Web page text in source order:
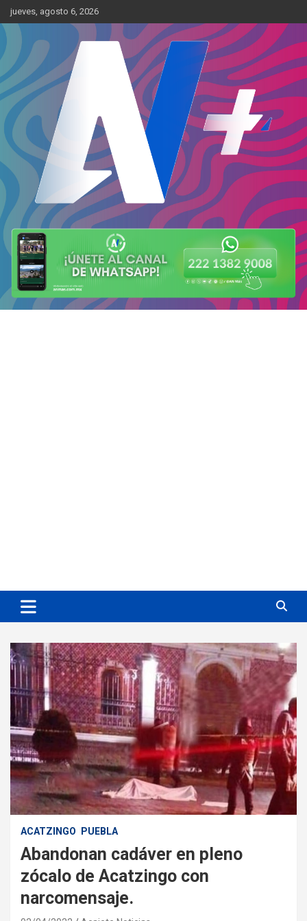
Skip
to
content
jueves, agosto 6, 2026
AN Más
Más cerca de ti
ACATZINGO PUEBLA
Abandonan cadáver en pleno
zócalo de Acatzingo con
narcomensaje.